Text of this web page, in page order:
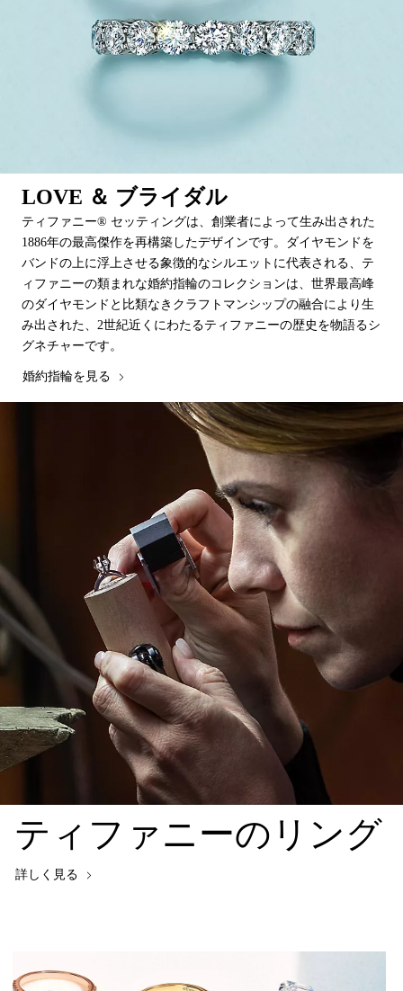
LOVE ＆ ブライダル
ティファニー® セッティングは、創業者によって生み出された
1886年の最高傑作を再構築したデザインです。ダイヤモンドを
バンドの上に浮上させる象徴的なシルエットに代表される、テ
ィファニーの類まれな婚約指輪のコレクションは、世界最高峰
のダイヤモンドと比類なきクラフトマンシップの融合により生
み出された、2世紀近くにわたるティファニーの歴史を物語るシ
グネチャーです。
婚約指輪を見る
ティファニーのリング
詳しく見る